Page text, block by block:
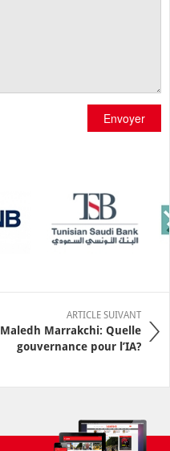
Envoyer
ARTICLE SUIVANT
Maledh Marrakchi: Quelle
gouvernance pour l’IA?